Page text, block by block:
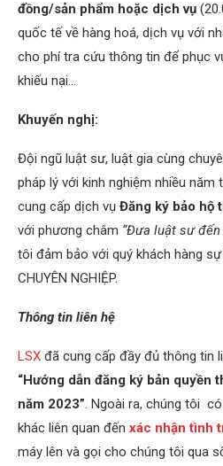
đồng/sản phẩm hoặc dịch vụ
quốc tế về hàng hoá, dịch vụ với
cho phí tra cứu thông tin để phục
khiếu nại…
Khuyến nghị:
Đội ngũ luật sư, luật gia cùng
pháp lý với kinh nghiệm nhiều năm
cung cấp dịch vụ Đăng ký bảo hộ
với phương châm “Đưa luật sư đến
tôi đảm bảo với quý khách hàng sự
CHUYÊN NGHIỆP.
Thông tin liên hệ
LSX đã cung cấp đầy đủ thông tin
“Hướng dẫn đăng ký bản quyền
năm 2023”. Ngoài ra, chúng tôi
khác liên quan đến xác nhận tình
máy lên và gọi cho chúng tôi qua